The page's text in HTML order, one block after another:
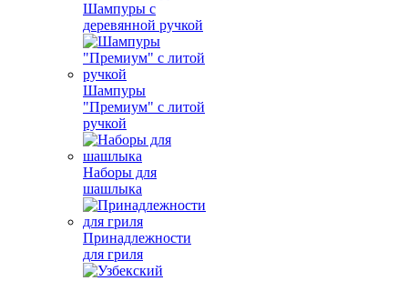
Шампуры с
деревянной ручкой
Шампуры
"Премиум" с литой
ручкой
Наборы для
шашлыка
Принадлежности
для гриля